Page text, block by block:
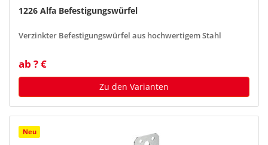
1226 Alfa Befestigungswürfel
Verzinkter Befestigungswürfel aus hochwertigem Stahl
ab ? €
Zu den Varianten
Neu